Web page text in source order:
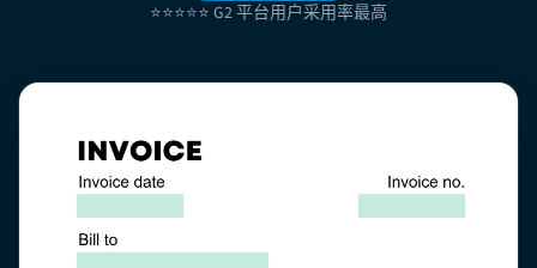
⭐⭐⭐⭐⭐ G2 平台用户采用率最高